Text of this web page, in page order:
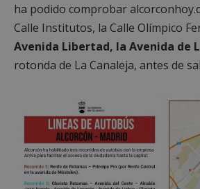
ha podido comprobar
Calle Institutos, la Calle Olímpico
Avenida Libertad, la Avenida de
rotonda de La Canaleja, antes de
Cookies de
Cookies de
Cookies no clasificadas
Las cookies estrictamente
El sitio web no se puede utilizar
las cookies estrictamente necesarias.
Nombre
PHPSESSID